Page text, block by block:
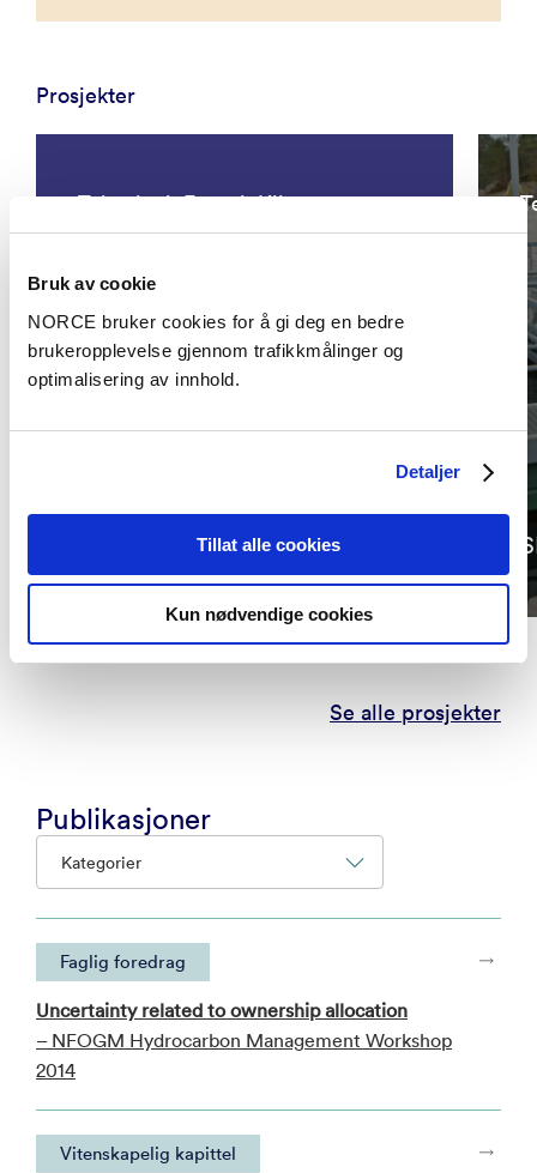
Bruk av cookie
NORCE bruker cookies for å gi deg en bedre
brukeropplevelse gjennom trafikkmålinger og
optimalisering av innhold.
Detaljer
Tillat alle cookies
Kun nødvendige cookies
Prosjekter
Teknologi, Energi, Klima
Uncertainty analysis metering
Se alle prosjekter
Publikasjoner
Kategorier
Faglig foredrag
Uncertainty related to ownership allocation
– NFOGM Hydrocarbon Management Workshop
2014
Vitenskapelig kapittel